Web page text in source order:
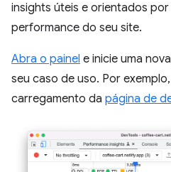
insights úteis e orientados
performance do seu site.
Abra o painel e inicie uma
seu caso de uso. Por
carregamento da página de